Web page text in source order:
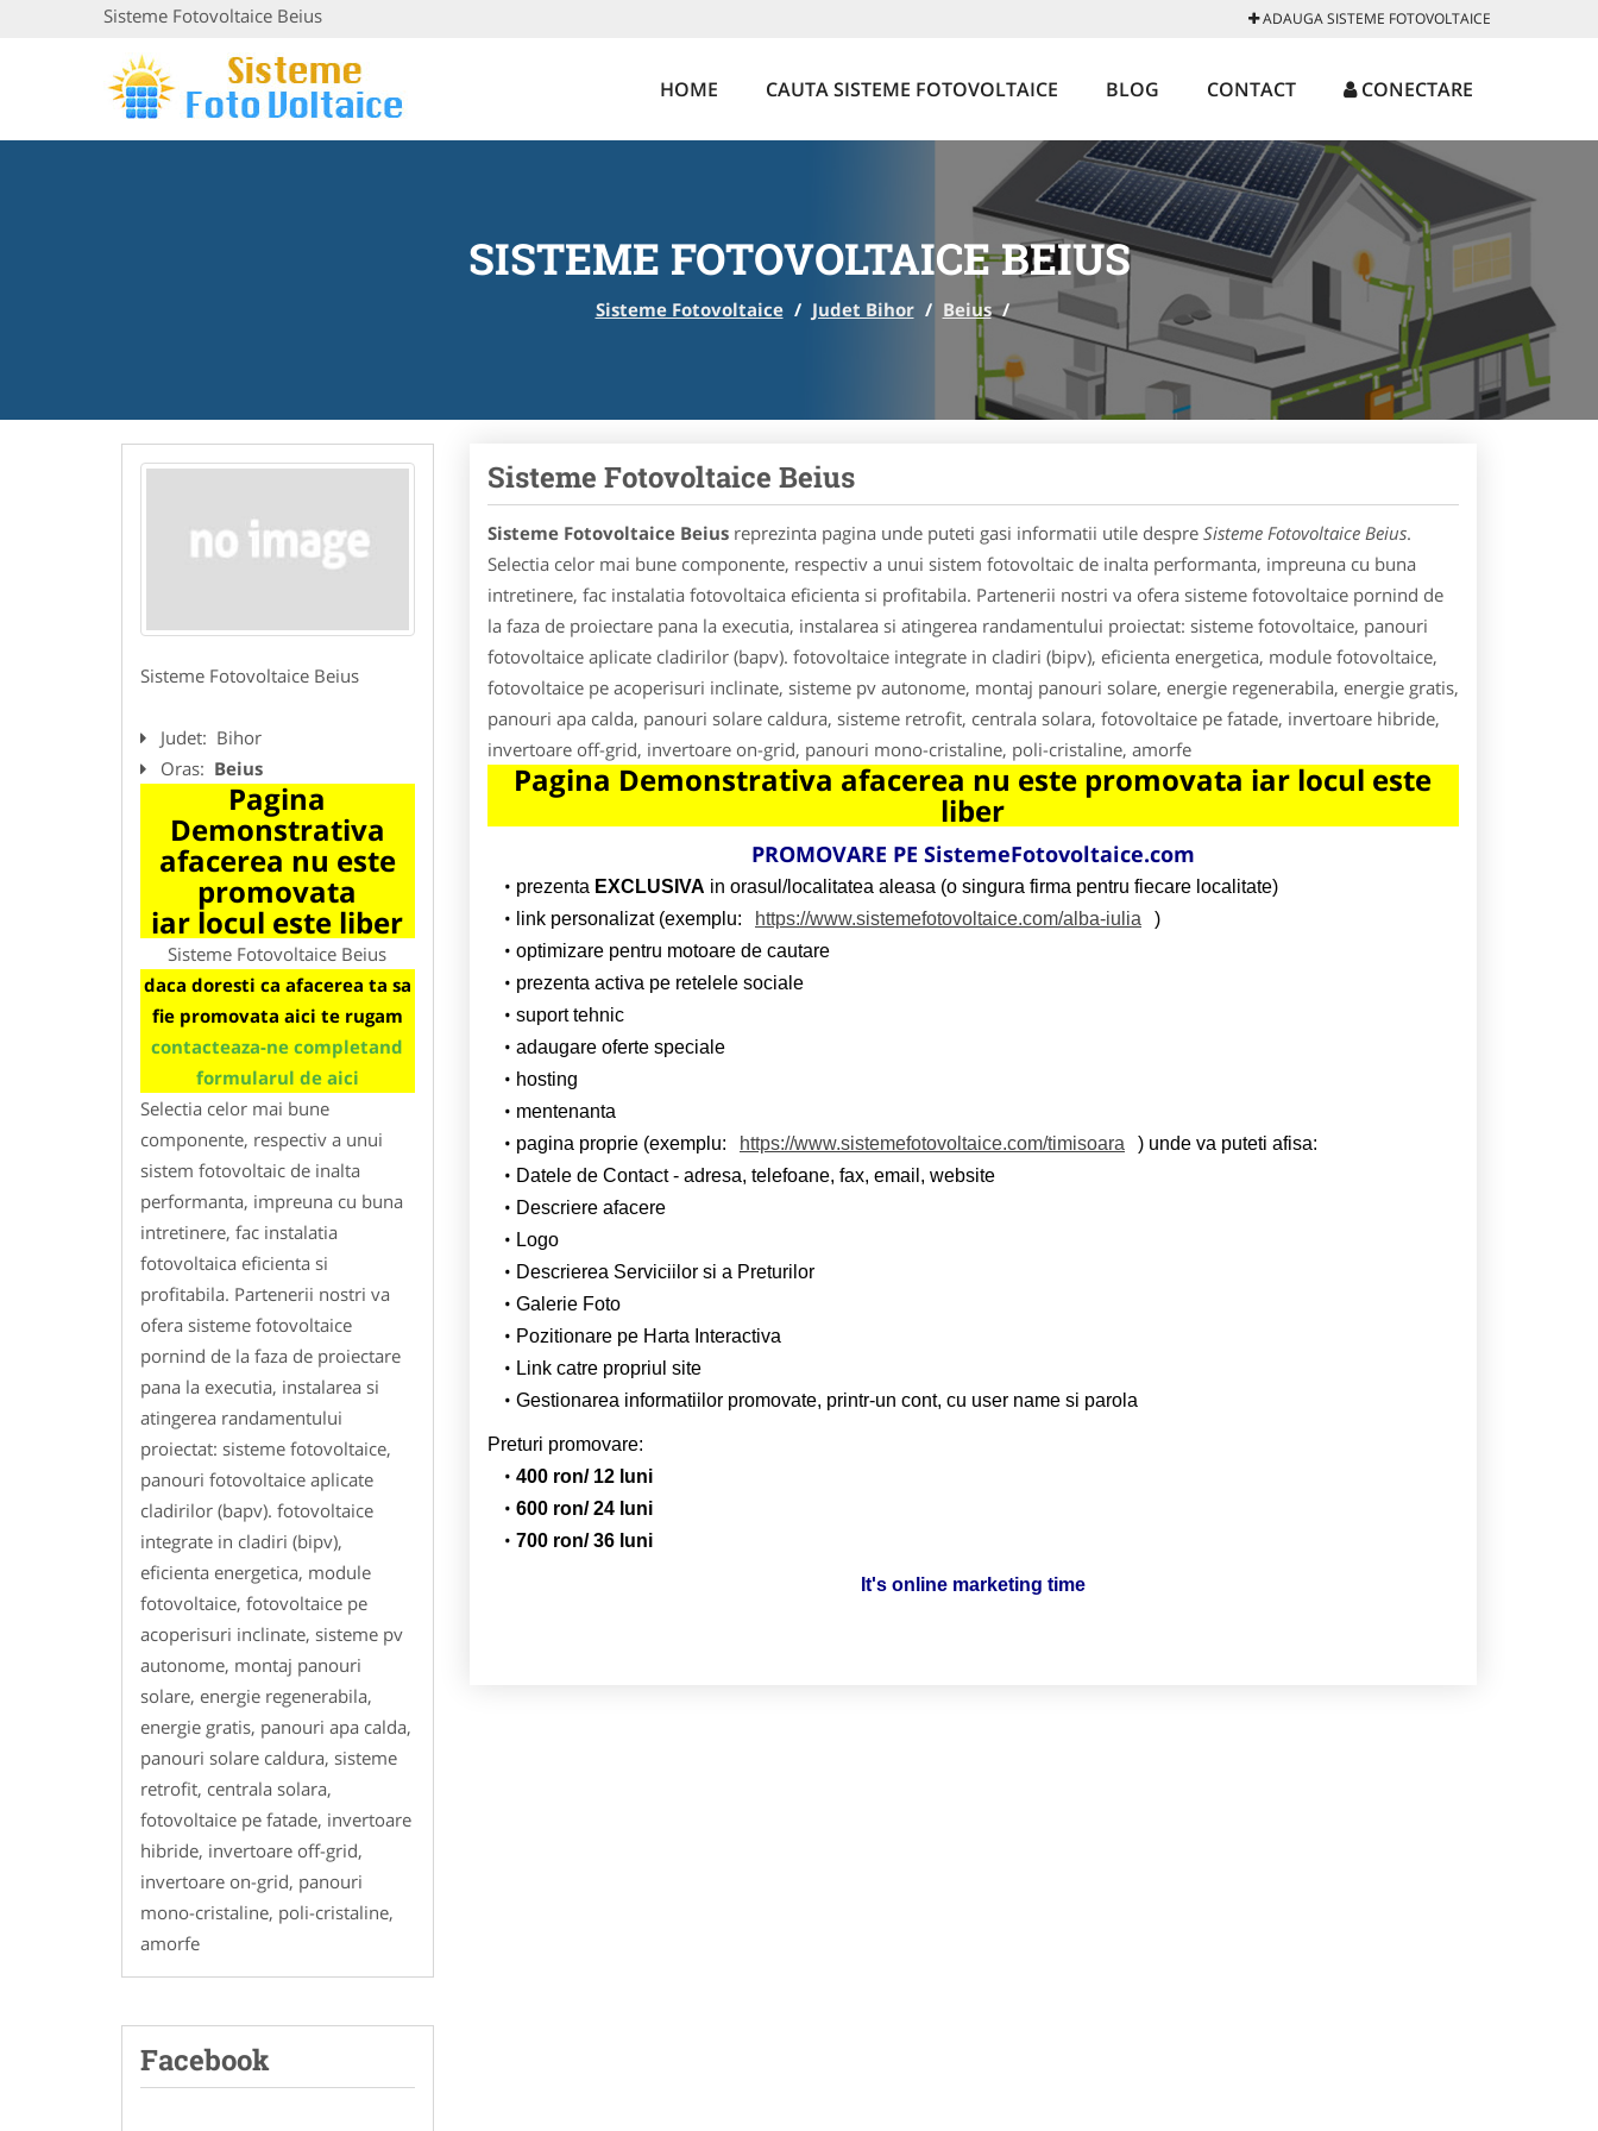
Sisteme Fotovoltaice Beius ADAUGA SISTEME FOTOVOLTAICE
HOME CAUTA SISTEME FOTOVOLTAICE BLOG CONTACT CONECTARE
SISTEME FOTOVOLTAICE BEIUS
Sisteme Fotovoltaice / Judet Bihor / Beius /
Sisteme Fotovoltaice Beius
Judet: Bihor
Oras: Beius
Pagina
Demonstrativa
afacerea nu este
promovata
iar locul este liber
Sisteme Fotovoltaice Beius
daca doresti ca afacerea ta sa
fie promovata aici te rugam
contacteaza-ne completand
formularul de aici
Selectia celor mai bune
componente, respectiv a unui
sistem fotovoltaic de inalta
performanta, impreuna cu buna
intretinere, fac instalatia
fotovoltaica eficienta si
profitabila. Partenerii nostri va
ofera sisteme fotovoltaice
pornind de la faza de proiectare
pana la executia, instalarea si
atingerea randamentului
proiectat: sisteme fotovoltaice,
panouri fotovoltaice aplicate
cladirilor (bapv). fotovoltaice
integrate in cladiri (bipv),
eficienta energetica, module
fotovoltaice, fotovoltaice pe
acoperisuri inclinate, sisteme pv
autonome, montaj panouri
solare, energie regenerabila,
energie gratis, panouri apa calda,
panouri solare caldura, sisteme
retrofit, centrala solara,
fotovoltaice pe fatade, invertoare
hibride, invertoare off-grid,
invertoare on-grid, panouri
mono-cristaline, poli-cristaline,
amorfe
Facebook
Sisteme Fotovoltaice Beius
Sisteme Fotovoltaice Beiusreprezinta pagina unde puteti gasi informatii utile despre Sisteme Fotovoltaice Beius.
Selectia celor mai bune componente, respectiv a unui sistem fotovoltaic de inalta performanta, impreuna cu buna
intretinere, fac instalatia fotovoltaica eficienta si profitabila. Partenerii nostri va ofera sisteme fotovoltaice pornind de
la faza de proiectare pana la executia, instalarea si atingerea randamentului proiectat: sisteme fotovoltaice, panouri
fotovoltaice aplicate cladirilor (bapv). fotovoltaice integrate in cladiri (bipv), eficienta energetica, module fotovoltaice,
fotovoltaice pe acoperisuri inclinate, sisteme pv autonome, montaj panouri solare, energie regenerabila, energie gratis,
panouri apa calda, panouri solare caldura, sisteme retrofit, centrala solara, fotovoltaice pe fatade, invertoare hibride,
invertoare off-grid, invertoare on-grid, panouri mono-cristaline, poli-cristaline, amorfe
Pagina Demonstrativa afacerea nu este promovata iar locul este
liber
PROMOVARE PE SistemeFotovoltaice.com
prezenta EXCLUSIVA in orasul/localitatea aleasa (o singura firma pentru fiecare localitate)
link personalizat (exemplu:
https://www.sistemefotovoltaice.com/alba-iulia
)
optimizare pentru motoare de cautare
prezenta activa pe retelele sociale
suport tehnic
adaugare oferte speciale
hosting
mentenanta
pagina proprie (exemplu:
https://www.sistemefotovoltaice.com/timisoara
) unde va puteti afisa:
Datele de Contact - adresa, telefoane, fax, email, website
Descriere afacere
Logo
Descrierea Serviciilor si a Preturilor
Galerie Foto
Pozitionare pe Harta Interactiva
Link catre propriul site
Gestionarea informatiilor promovate, printr-un cont, cu user name si parola
Preturi promovare:
400 ron/ 12 luni
600 ron/ 24 luni
700 ron/ 36 luni
It's online marketing time